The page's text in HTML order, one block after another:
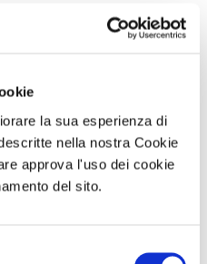
la sua esperienza di
nella nostra Cookie
approva l'uso dei cookie
del sito.